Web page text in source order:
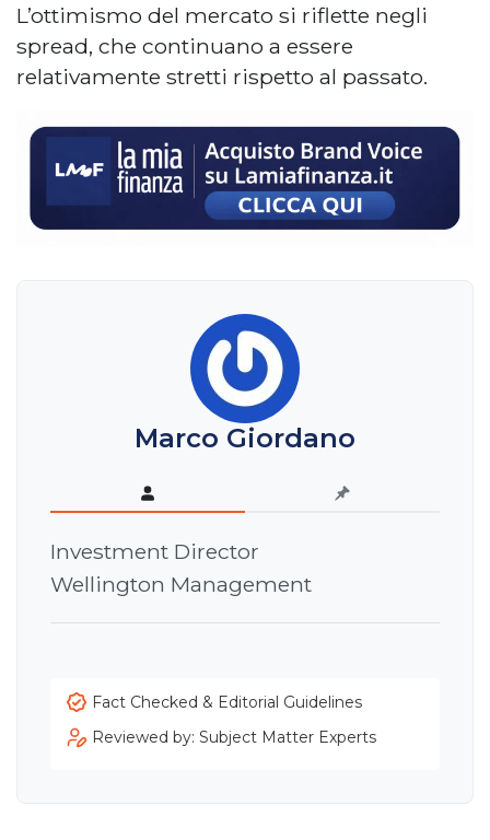
L’ottimismo del mercato si riflette negli
spread, che continuano a essere
relativamente stretti rispetto al passato.
Marco Giordano
Investment Director
Wellington Management
Fact Checked & Editorial Guidelines
Reviewed by: Subject Matter Experts